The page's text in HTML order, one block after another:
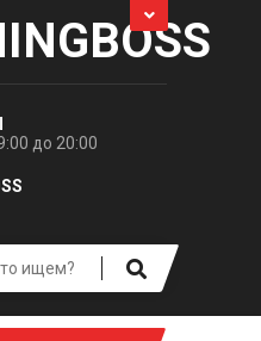
до 20:00